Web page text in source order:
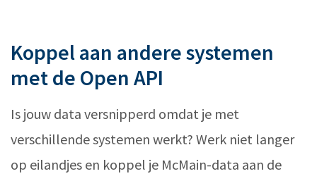
Koppel aan andere systemen
met de Open API
Is jouw data versnipperd omdat je met
verschillende systemen werkt? Werk niet langer
op eilandjes en koppel je McMain-data aan de